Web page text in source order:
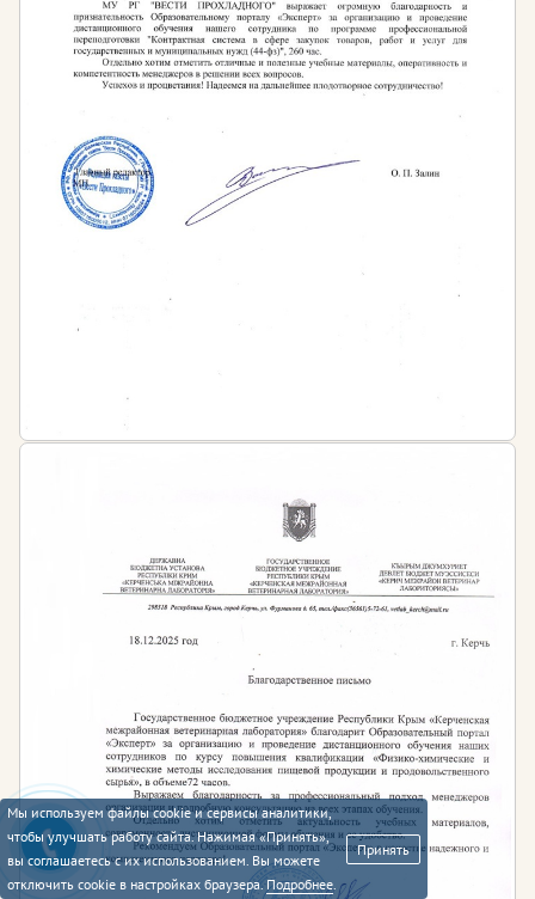
Мы используем файлы cookie и сервисы аналитики,
чтобы улучшать работу сайта. Нажимая «Принять»,
вы соглашаетесь с их использованием. Вы можете
отключить cookie в настройках браузера.Подробнее.
Принять